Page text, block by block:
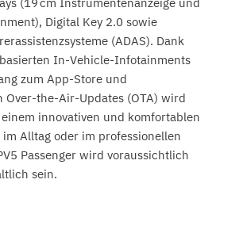
(19 cm Instrumentenanzeige und
Digital Key 2.0 sowie
(ADAS). Dank
In-Vehicle-Infotainments
zum App-Store und
Over-the-Air-Updates (OTA) wird
innovativen und komfortablen
Alltag oder im professionellen
Passenger wird voraussichtlich
sein.